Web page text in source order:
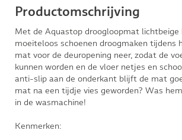
Productomschrijving
Met de Aquastop droogloopmat lichtbeige
moeiteloos schoenen droogmaken tijdens
mat voor de deuropening neer, zodat de
kunnen worden en de vloer netjes en
anti-slip aan de onderkant blijft de mat
mat na een tijdje vies geworden? Was
in de wasmachine!
Kenmerken: